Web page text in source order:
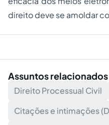
direito deve se amoldar
Assuntos relacionados
Direito Processual Civil
Citações e intimações